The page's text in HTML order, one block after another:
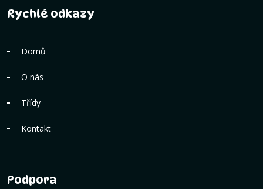
Rychlé odkazy
Domů
O nás
Třídy
Kontakt
Podpora